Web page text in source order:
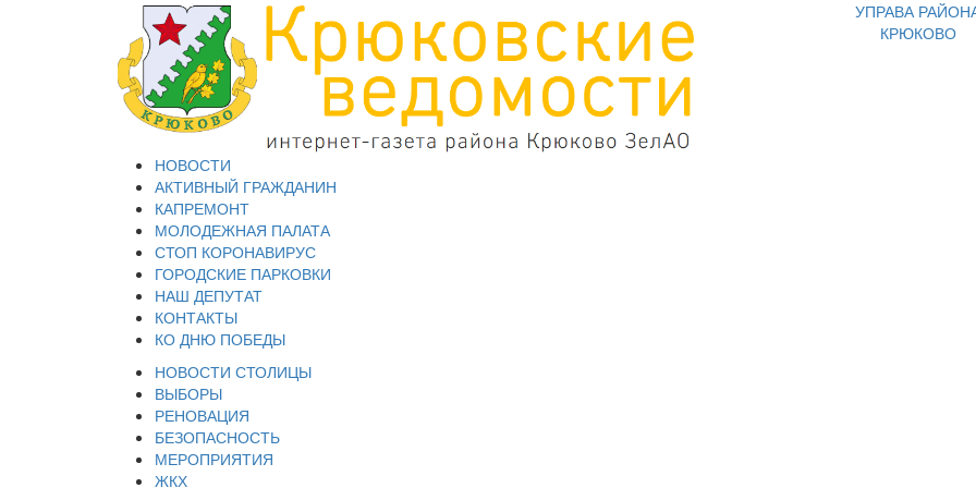
УПРАВА
КРЮКОВО
НОВОСТИ
АКТИВНЫЙ ГРАЖДАНИН
КАПРЕМОНТ
МОЛОДЕЖНАЯ ПАЛАТА
СТОП КОРОНАВИРУС
ГОРОДСКИЕ ПАРКОВКИ
НАШ ДЕПУТАТ
КОНТАКТЫ
КО ДНЮ ПОБЕДЫ
НОВОСТИ СТОЛИЦЫ
ВЫБОРЫ
РЕНОВАЦИЯ
БЕЗОПАСНОСТЬ
МЕРОПРИЯТИЯ
ЖКХ